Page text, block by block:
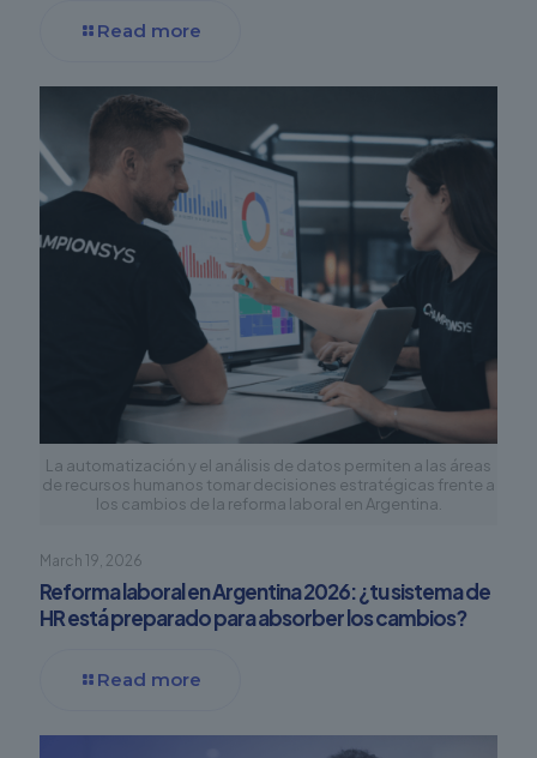
Read more
La automatización y el análisis de datos permiten a las áreas
de recursos humanos tomar decisiones estratégicas frente a
los cambios de la reforma laboral en Argentina.
March 19, 2026
Reforma laboral en Argentina 2026: ¿tu sistema de
HR está preparado para absorber los cambios?
Read more